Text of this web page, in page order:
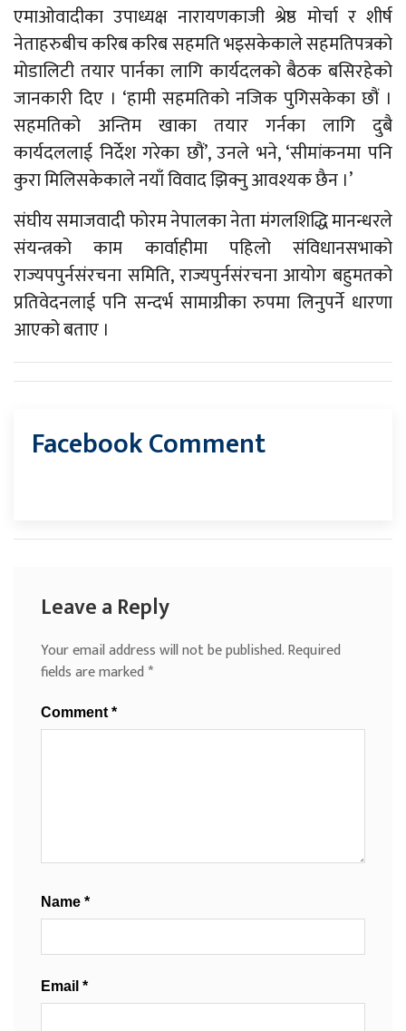
एमाओवादीका उपाध्यक्ष नारायणकाजी श्रेष्ठ मोर्चा र शीर्ष
नेताहरुबीच करिब करिब सहमति भइसकेकाले सहमतिपत्रको
मोडालिटी तयार पार्नका लागि कार्यदलको बैठक बसिरहेको
जानकारी दिए । ‘हामी सहमतिको नजिक पुगिसकेका छौं ।
सहमतिको अन्तिम खाका तयार गर्नका लागि दुबै
कार्यदललाई निर्देश गरेका छौं’, उनले भने, ‘सीमांकनमा पनि
कुरा मिलिसकेकाले नयाँ विवाद झिक्नु आवश्यक छैन ।’
संघीय समाजवादी फोरम नेपालका नेता मंगलशिद्धि मानन्धरले
संयन्त्रको काम कार्वाहीमा पहिलो संविधानसभाको
राज्यपपुर्नसंरचना समिति, राज्यपुर्नसंरचना आयोग बहुमतको
प्रतिवेदनलाई पनि सन्दर्भ सामाग्रीका रुपमा लिनुपर्ने धारणा
आएको बताए ।
Facebook Comment
Leave a Reply
Your email address will not be published.Required
fields are marked*
Comment *
Name *
Email *